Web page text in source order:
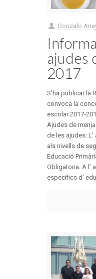
Gonzalo
ajudes
2017
S’ha publicat la
convoca la
escolar 2017-
Ajudes de
de les ajudes:
als nivells de
Educació
Obligatoria. A l’
específics d’